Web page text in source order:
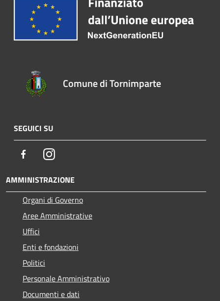
Comune di Tornimparte
SEGUICI SU
FacebookInstagram
AMMINISTRAZIONE
Organi di Governo
Aree Amministrative
Uffici
Enti e fondazioni
Politici
Personale Amministrativo
Documenti e dati